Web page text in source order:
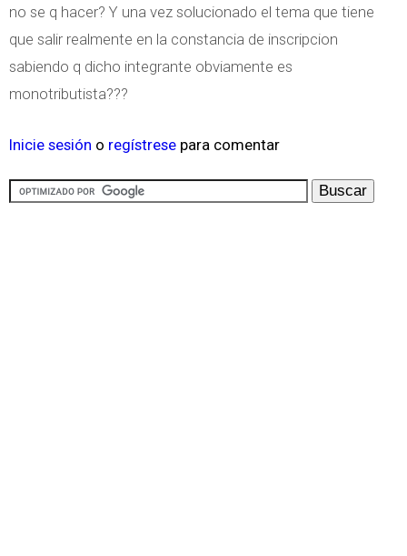
no se q hacer? Y una vez solucionado el tema que tiene
que salir realmente en la constancia de inscripcion
sabiendo q dicho integrante obviamente es
monotributista???
Inicie sesión o regístrese para comentar